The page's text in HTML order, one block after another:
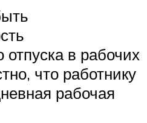
отпуска в рабочих
что работнику
рабочая